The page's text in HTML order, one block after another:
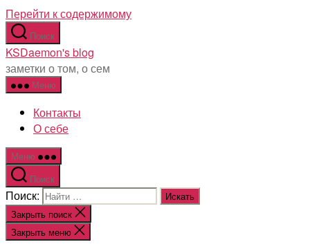
Перейти к содержимому
Поиск
KSDaemon's blog
заметки о том, о сем
Меню
Контакты
О себе
Меню
Поиск
Поиск:
Закрыть поиск
Закрыть меню